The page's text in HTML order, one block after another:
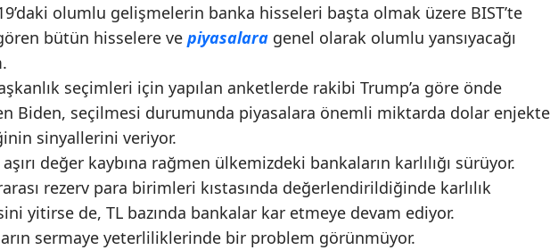
olumlu gelişmelerin banka hisseleri başta olmak üzere BIST’te
bütün hisselere ve piyasalara genel olarak olumlu yansıyacağı
seçimleri için yapılan anketlerde rakibi Trump’a göre önde
Biden, seçilmesi durumunda piyasalara önemli miktarda dolar enjekte
sinyallerini veriyor.
aşırı değer kaybına rağmen ülkemizdeki bankaların karlılığı sürüyor.
rezerv para birimleri kıstasında değerlendirildiğinde karlılık
yitirse de, TL bazında bankalar kar etmeye devam ediyor.
sermaye yeterliliklerinde bir problem görünmüyor.